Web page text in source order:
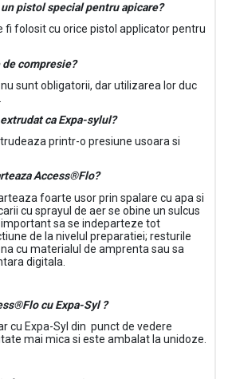
pistol special pentru apicare?
fi folosit cu orice pistol applicator pentru
compresie?
sunt obligatorii, dar utilizarea lor duc
ca Expa-sylul?
printr-o presiune usoara si
Access®Flo?
foarte usor prin spalare cu apa si
cu sprayul de aer se obine un sulcus
important sa se indeparteze tot
de la nivelul preparatiei; resturile
cu materialul de amprenta sau sa
digitala.
cu Expa-Syl ?
cu Expa-Syl din punct de vedere
mai mica si este ambalat la unidoze.